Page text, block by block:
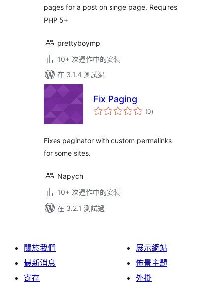
pages for a post on singe page. Requires
PHP 5+
prettyboymp
10+ 次運作中的安裝
在 3.1.4 測試過
Fix Paging
(0總
評)
Fixes paginator with custom permalinks
for some sites.
Napych
10+ 次運作中的安裝
在 3.2.1 測試過
關於我們
最新消息
寄存
展示網站
佈景主題
外掛